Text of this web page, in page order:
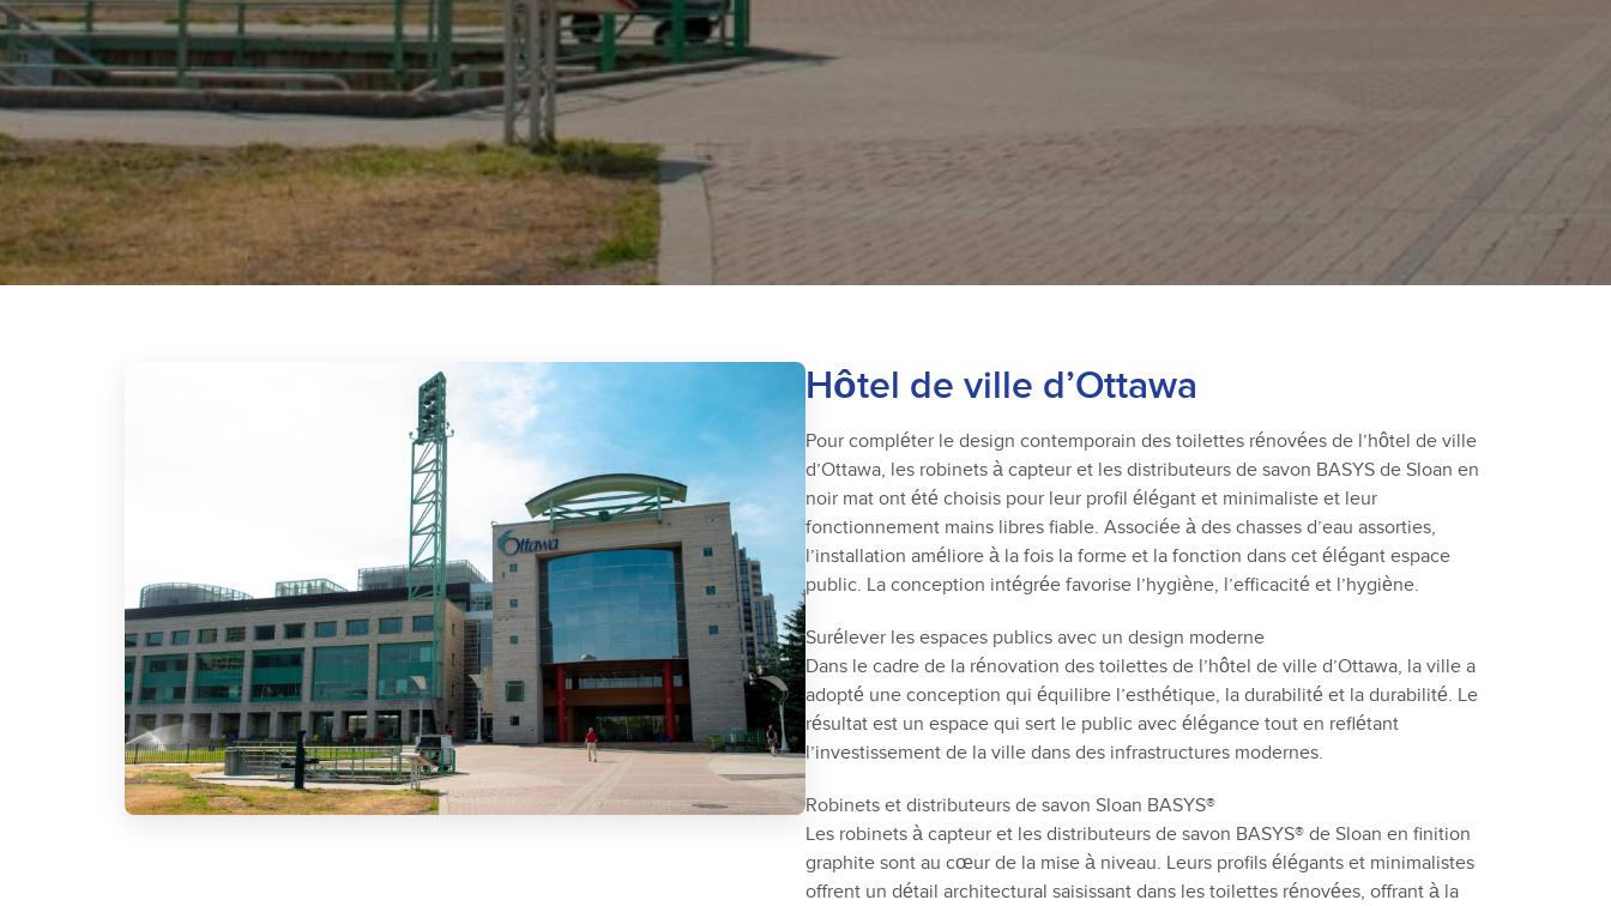
Hôtel de ville d’Ottawa
Pour compléter le design contemporain des toilettes rénovées de l’hôtel de ville
d’Ottawa, les robinets à capteur et les distributeurs de savon BASYS de Sloan en
noir mat ont été choisis pour leur profil élégant et minimaliste et leur
fonctionnement mains libres fiable. Associée à des chasses d’eau assorties,
l’installation améliore à la fois la forme et la fonction dans cet élégant espace
public. La conception intégrée favorise l’hygiène, l’efficacité et l’hygiène.
Surélever les espaces publics avec un design moderne
Dans le cadre de la rénovation des toilettes de l’hôtel de ville d’Ottawa, la ville a
adopté une conception qui équilibre l’esthétique, la durabilité et la durabilité. Le
résultat est un espace qui sert le public avec élégance tout en reflétant
l’investissement de la ville dans des infrastructures modernes.
Robinets et distributeurs de savon Sloan BASYS®
Les robinets à capteur et les distributeurs de savon BASYS® de Sloan en finition
graphite sont au cœur de la mise à niveau. Leurs profils élégants et minimalistes
offrent un détail architectural saisissant dans les toilettes rénovées, offrant à la